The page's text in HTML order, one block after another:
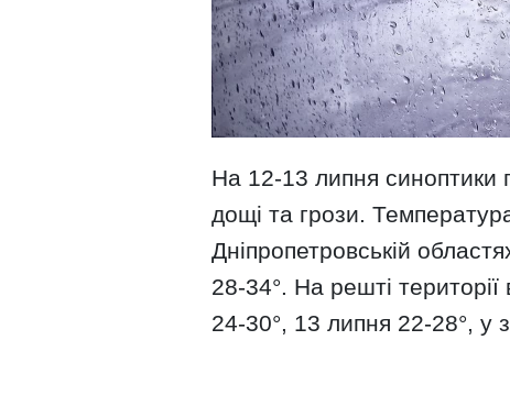
На 12-13 липня синоптики
дощі та грози.
Дніпропетровській
28-34°. На решті
24-30°, 13 липня 22-28°, у